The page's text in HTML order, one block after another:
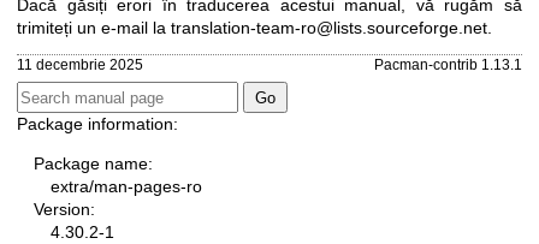
Dacă găsiți erori în traducerea acestui manual, vă rugăm să
trimiteți un e-mail la translation-team-ro@lists.sourceforge.net
11 decembrie 2025 Pacman-contrib 1.13.1
Package information:
Package name:
extra/man-pages-ro
Version:
4.30.2-1